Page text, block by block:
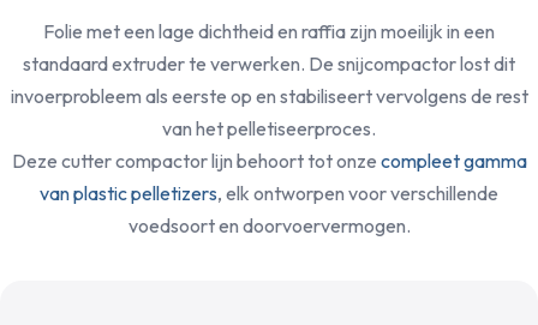
Folie met een lage dichtheid en raffia zijn moeilijk in een
standaard extruder te verwerken. De snijcompactor lost dit
invoerprobleem als eerste op en stabiliseert vervolgens de rest
van het pelletiseerproces.
Deze cutter compactor lijn behoort tot onze compleet gamma
van plastic pelletizers, elk ontworpen voor verschillende
voedsoort en doorvoervermogen.